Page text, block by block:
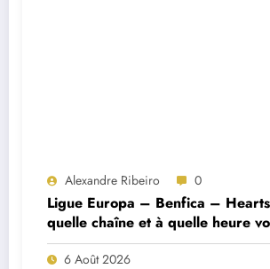
Alexandre Ribeiro 0
Ligue Europa – Benfica –
quelle chaîne et à quelle heure
match ?
6 Août 2026